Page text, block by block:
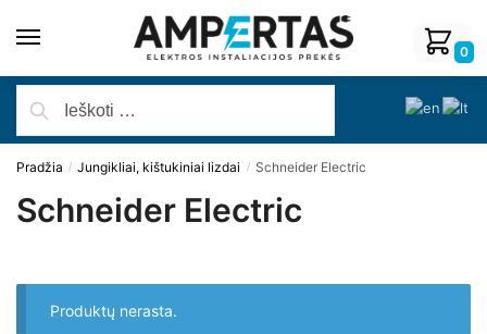
0
Pradžia / Jungikliai, kištukiniai lizdai / Schneider Electric
Schneider Electric
Produktų nerasta.